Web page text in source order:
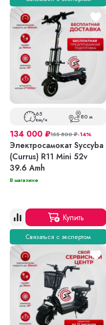
65
км/ч 80 м
134 000 ₽155 800₽-14%
Электросамокат Syccyba
(Currus) R11 Mini 52v
39.6 Amh
В магазине
Купить
Связаться с экспертом